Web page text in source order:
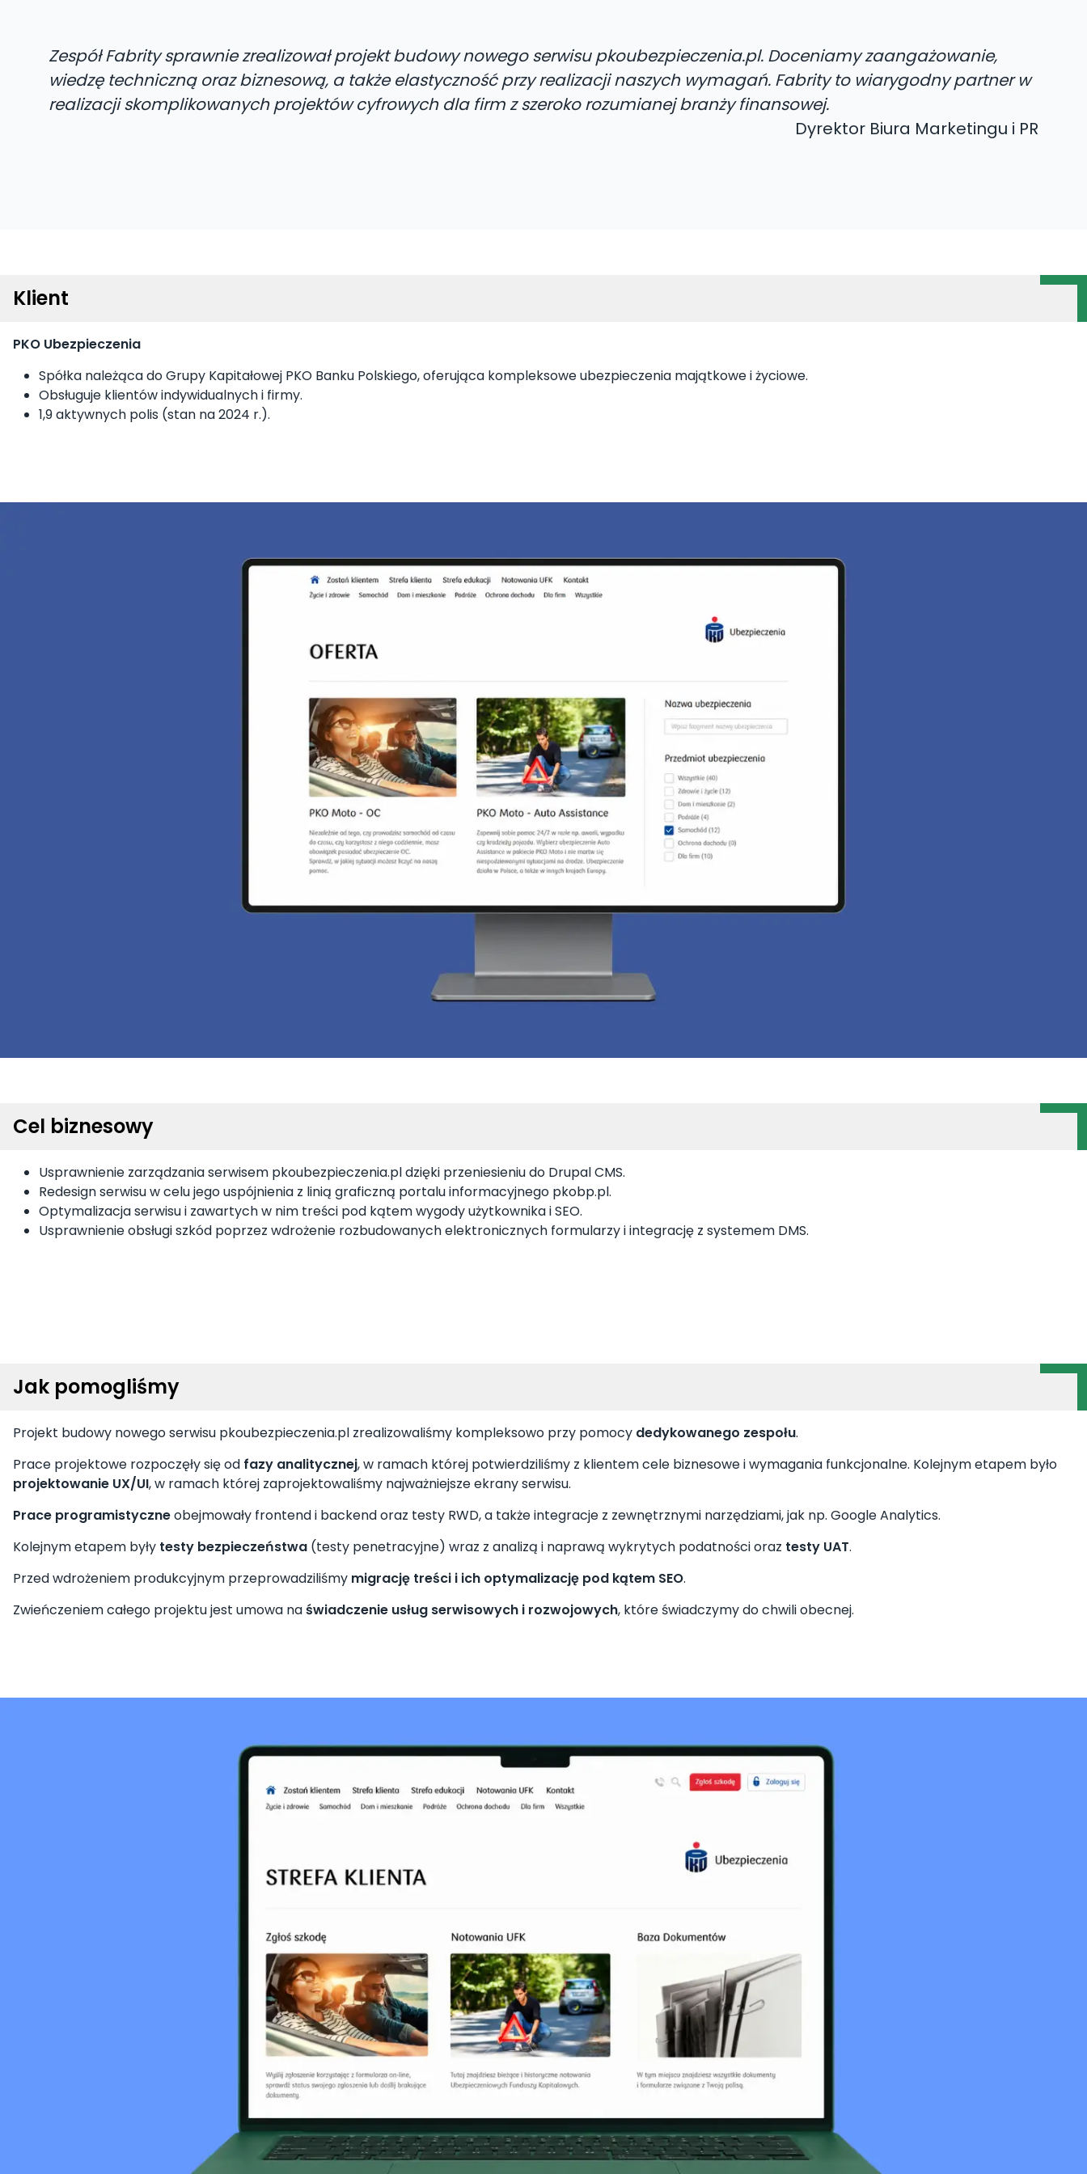
Zespół Fabrity sprawnie zrealizował projekt budowy nowego serwisu pkoubezpieczenia.pl. Doceniamy zaangażowanie,
wiedzę techniczną oraz biznesową, a także elastyczność przy realizacji naszych wymagań. Fabrity to wiarygodny partner w
realizacji skomplikowanych projektów cyfrowych dla firm z szeroko rozumianej branży finansowej.
Dyrektor Biura Marketingu i PR
Klient
PKO Ubezpieczenia
Spółka należąca do Grupy Kapitałowej PKO Banku Polskiego, oferująca kompleksowe ubezpieczenia majątkowe i życiowe.
Obsługuje klientów indywidualnych i firmy.
1,9 aktywnych polis (stan na 2024 r.).
Cel biznesowy
Usprawnienie zarządzania serwisem pkoubezpieczenia.pl dzięki przeniesieniu do Drupal CMS.
Redesign serwisu w celu jego uspójnienia z linią graficzną portalu informacyjnego pkobp.pl.
Optymalizacja serwisu i zawartych w nim treści pod kątem wygody użytkownika i SEO.
Usprawnienie obsługi szkód poprzez wdrożenie rozbudowanych elektronicznych formularzy i integrację z systemem DMS.
Jak pomogliśmy
Projekt budowy nowego serwisu pkoubezpieczenia.pl zrealizowaliśmy kompleksowo przy pomocy dedykowanego zespołu.
Prace projektowe rozpoczęły się od fazy analitycznej, w ramach której potwierdziliśmy z klientem cele biznesowe i wymagania funkcjonalne. Kolejnym etapem było
projektowanie UX/UI, w ramach której zaprojektowaliśmy najważniejsze ekrany serwisu.
Prace programistyczneobejmowały frontend i backend oraz testy RWD, a także integracje z zewnętrznymi narzędziami, jak np. Google Analytics.
Kolejnym etapem były testy bezpieczeństwa (testy penetracyjne) wraz z analizą i naprawą wykrytych podatności oraz testy UAT.
Przed wdrożeniem produkcyjnym przeprowadziliśmy migrację treści i ich optymalizację pod kątem SEO.
Zwieńczeniem całego projektu jest umowa naświadczenie usług serwisowych i rozwojowych, które świadczymy do chwili obecnej.